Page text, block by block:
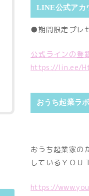
LINE公式アカ
●期間限定プレ
公式ラインの登
https://lin.ee/
おうち起業ラ
おうち起業家の
しているＹＯＵ
https://